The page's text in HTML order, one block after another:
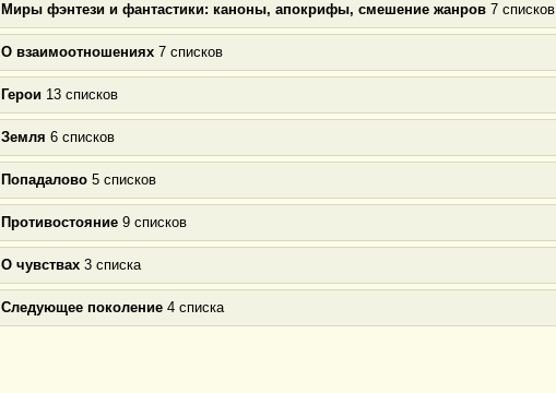
Миры фэнтези и фантастики: каноны, апокрифы, смешение жанров 7 списков
О взаимоотношениях 7 списков
Герои 13 списков
Земля 6 списков
Попадалово 5 списков
Противостояние 9 списков
О чувствах 3 списка
Следующее поколение 4 списка